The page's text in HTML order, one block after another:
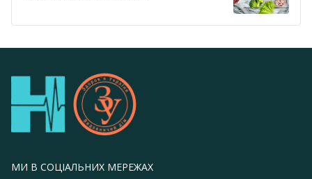
МИ В СОЦІАЛЬНИХ МЕРЕЖАХ